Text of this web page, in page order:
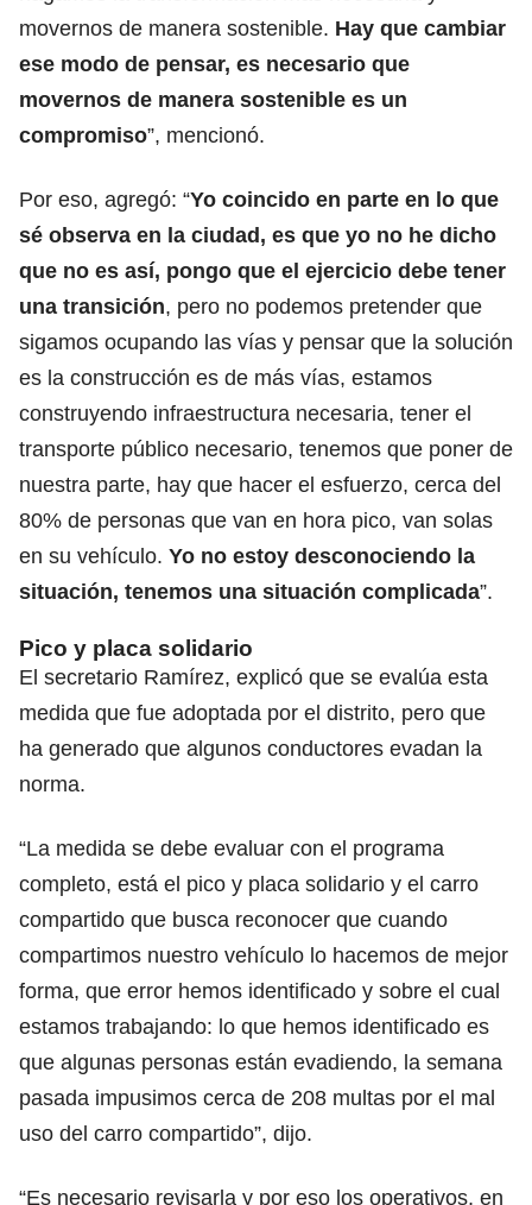
movernos de manera sostenible. Hay que cambiar
ese modo de pensar, es necesario que
movernos de manera sostenible es un
compromiso”, mencionó.
Por eso, agregó: “Yo coincido en parte en lo que
sé observa en la ciudad, es que yo no he dicho
que no es así, pongo que el ejercicio debe tener
una transición, pero no podemos pretender que
sigamos ocupando las vías y pensar que la solución
es la construcción es de más vías, estamos
construyendo infraestructura necesaria, tener el
transporte público necesario, tenemos que poner de
nuestra parte, hay que hacer el esfuerzo, cerca del
80% de personas que van en hora pico, van solas
en su vehículo. Yo no estoy desconociendo la
situación, tenemos una situación complicada”.
Pico y placa solidario
El secretario Ramírez, explicó que se evalúa esta
medida que fue adoptada por el distrito, pero que
ha generado que algunos conductores evadan la
norma.
“La medida se debe evaluar con el programa
completo, está el pico y placa solidario y el carro
compartido que busca reconocer que cuando
compartimos nuestro vehículo lo hacemos de mejor
forma, que error hemos identificado y sobre el cual
estamos trabajando: lo que hemos identificado es
que algunas personas están evadiendo, la semana
pasada impusimos cerca de 208 multas por el mal
uso del carro compartido”, dijo.
“Es necesario revisarla y por eso los operativos, en